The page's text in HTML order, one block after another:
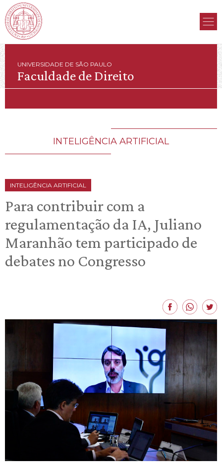
UNIVERSIDADE DE SÃO PAULO
Faculdade de Direito
INTELIGÊNCIA ARTIFICIAL
INTELIGÊNCIA ARTIFICIAL
Para contribuir com a
regulamentação da IA, Juliano
Maranhão tem participado de
debates no Congresso